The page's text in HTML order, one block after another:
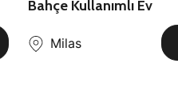
Bahçe Kullanımlı Ev
Milas